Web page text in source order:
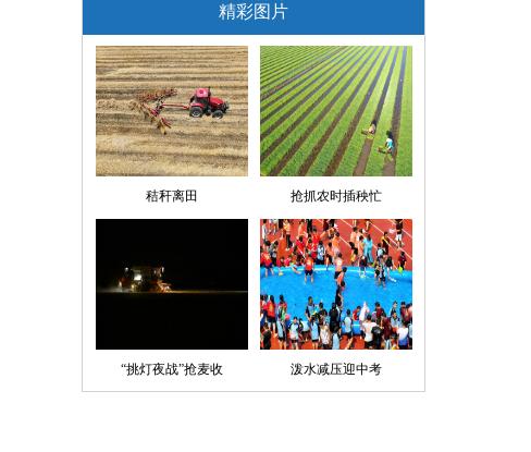
精彩图片
秸秆离田 抢抓农时插秧忙
“挑灯夜战”抢麦收 泼水减压迎中考